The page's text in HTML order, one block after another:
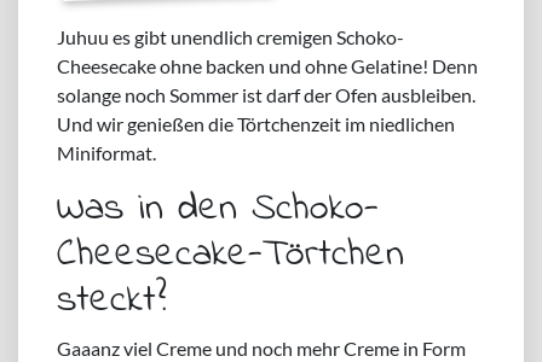
Juhuu es gibt unendlich cremigen Schoko-
Cheesecake ohne backen und ohne Gelatine! Denn
solange noch Sommer ist darf der Ofen ausbleiben.
Und wir genießen die Törtchenzeit im niedlichen
Miniformat.
Was in den Schoko-
Cheesecake-Törtchen
steckt?
Gaaanz viel Creme und noch mehr Creme in Form